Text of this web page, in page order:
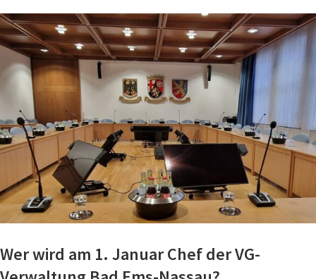
Wer wird am 1. Januar Chef der VG-